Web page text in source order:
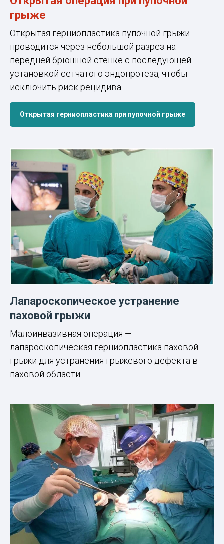
грыже
Открытая герниопластика пупочной грыжи
проводится через небольшой разрез на
передней брюшной стенке с последующей
установкой сетчатого эндопротеза, чтобы
исключить риск рецидива.
Открытая герниопластика при пупочной грыже
Лапароскопическое устранение
паховой грыжи
Малоинвазивная операция —
лапароскопическая герниопластика паховой
грыжи для устранения грыжевого дефекта в
паховой области.